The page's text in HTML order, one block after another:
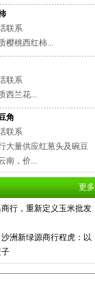
联系
樱桃西红柿...
联系
西兰花...
角
联系
大量供应红葱头及碗豆
南，价...
更多
行，重新定义玉米批发
洲新绿源商行程虎：以